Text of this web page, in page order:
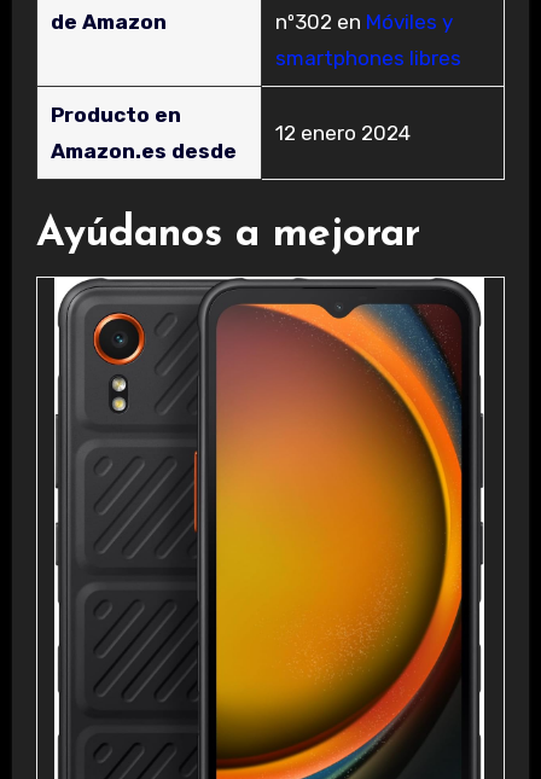
de Amazon
nº302 en Móviles y
smartphones libres
Producto en
Amazon.es desde
12 enero 2024
Ayúdanos a mejorar